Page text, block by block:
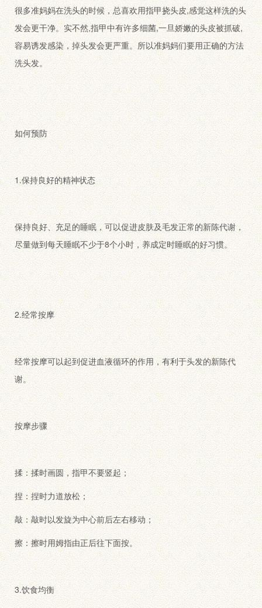
很多准妈妈在洗头的时候，总喜欢用指甲挠头皮,感觉这样洗的头
发会更干净。实不然,指甲中有许多细菌,一旦娇嫩的头皮被抓破,
容易诱发感染，掉头发会更严重。所以准妈妈们要用正确的方法
洗头发。
如何预防
1.保持良好的精神状态
保持良好、充足的睡眠，可以促进皮肤及毛发正常的新陈代谢，
尽量做到每天睡眠不少于8个小时，养成定时睡眠的好习惯。
2.经常按摩
经常按摩可以起到促进血液循环的作用，有利于头发的新陈代
谢。
按摩步骤
揉：揉时画圆，指甲不要竖起；
捏：捏时力道放松；
敲：敲时以发旋为中心前后左右移动；
擦：擦时用姆指由正后往下面按。
3.饮食均衡